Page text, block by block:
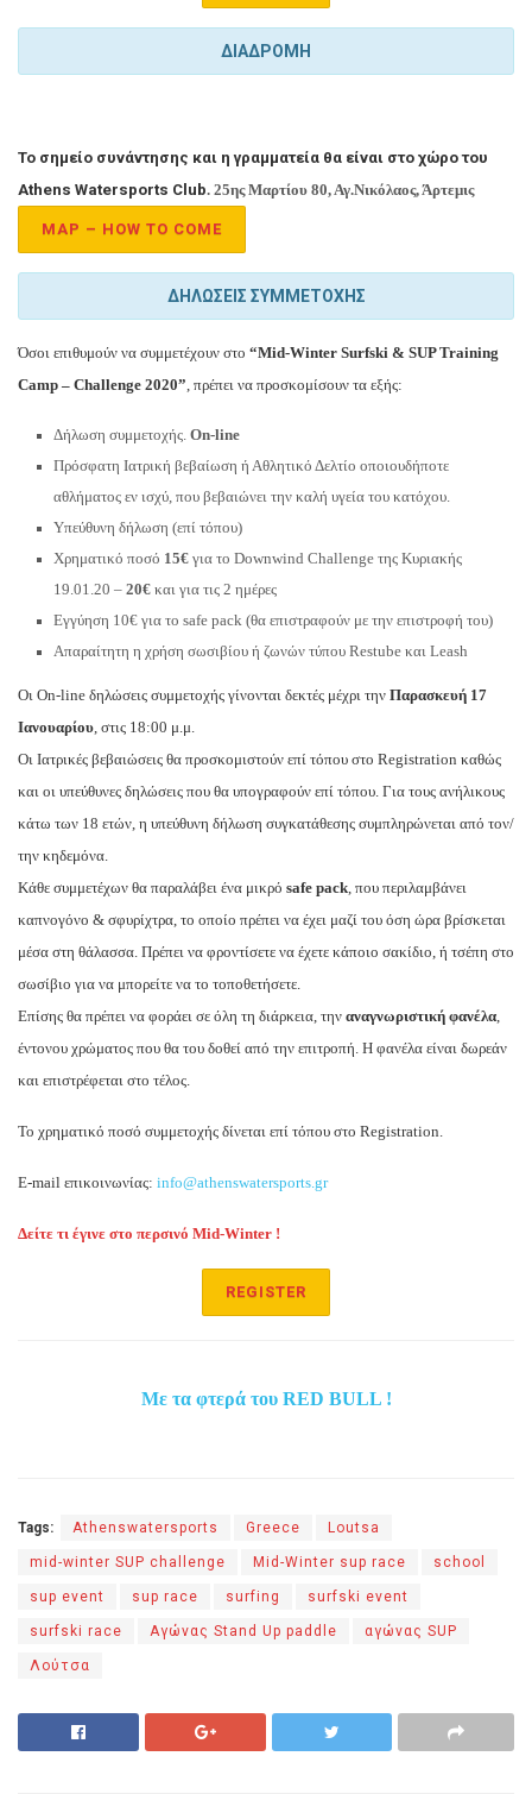
ΔΙΑΔΡΟΜΗ
To σημείο συνάντησης και η γραμματεία θα είναι στο χώρο του
Athens Watersports Club. 25ης Μαρτίου 80, Αγ.Νικόλαος, Άρτεμις
MAP – HOW TO COME
ΔΗΛΩΣΕΙΣ ΣΥΜΜΕΤΟΧΗΣ
Όσοι επιθυμούν να συμμετέχουν στο “Mid-Winter Surfski & SUP Training
Camp – Challenge 2020” , πρέπει να προσκομίσουν τα εξής:
Δήλωση συμμετοχής. On-line
Πρόσφατη Ιατρική βεβαίωση ή Αθλητικό Δελτίο οποιουδήποτε
αθλήματος εν ισχύ, που βεβαιώνει την καλή υγεία του κατόχου.
Υπεύθυνη δήλωση (επί τόπου)
Χρηματικό ποσό 15€ για το Downwind Challenge της Κυριακής
19.01.20 – 20€ και για τις 2 ημέρες
Εγγύηση 10€ για το safe pack (θα επιστραφούν με την επιστροφή του)
Απαραίτητη η χρήση σωσιβίου ή ζωνών τύπου Restube και Leash
Οι On-line δηλώσεις συμμετοχής γίνονται δεκτές μέχρι την Παρασκευή 17
Ιανουαρίου , στις 18:00 μ.μ.
Οι Ιατρικές βεβαιώσεις θα προσκομιστούν επί τόπου στο Registration καθώς
και οι υπεύθυνες δηλώσεις που θα υπογραφούν επί τόπου. Για τους ανήλικους
κάτω των 18 ετών, η υπεύθυνη δήλωση συγκατάθεσης συμπληρώνεται από τον/
την κηδεμόνα.
Κάθε συμμετέχων θα παραλάβει ένα μικρό safe pack , που περιλαμβάνει
καπνογόνο & σφυρίχτρα, το οποίο πρέπει να έχει μαζί του όση ώρα βρίσκεται
μέσα στη θάλασσα. Πρέπει να φροντίσετε να έχετε κάποιο σακίδιο, ή τσέπη στο
σωσίβιο για να μπορείτε να το τοποθετήσετε.
Επίσης θα πρέπει να φοράει σε όλη τη διάρκεια, την αναγνωριστική φανέλα
έντονου χρώματος που θα του δοθεί από την επιτροπή. Η φανέλα είναι δωρεάν
και επιστρέφεται στο τέλος.
Το χρηματικό ποσό συμμετοχής δίνεται επί τόπου στο Registration.
Ε-mail επικοινωνίας: info@athenswatersports.gr
Δείτε τι έγινε στο περσινό Mid-Winter !
REGISTER
Με τα φτερά του RED BULL !
Tags: Athenswatersports Greece Loutsa
mid-winter SUP challenge Mid-Winter sup race school
sup event sup race surfing surfski event
surfski race Αγώνας Stand Up paddle αγώνας SUP
Λούτσα